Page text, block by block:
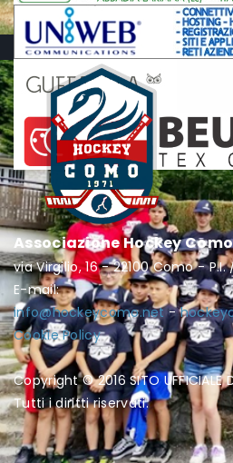
Associazione Hockey Como
via Virgilio, 16 - 22100 Como - P.I. /
E-mail:
info@hockeycomo.net-
Cookie Policy
Copyright © 2016 SITO UFFICIALE
Tutti i diritti riservati.